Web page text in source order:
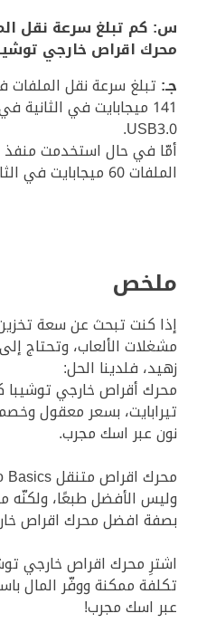
س: كم تبلغ سرعة نقل
محرك اقراص خارجي
جـ:
141 ميجابايت في
USB3.0.
الملفات 60 ميجابايت في الثانية فقط.
ملخص
إذا كنت تبحث عن سعة
مشغلات الألعاب، وتحتاج
زهيد، فلدينا الحل:
تيرابايت، بسعر معقول
نون عبر اسك مجرب.
وليس الأفضل طبعًا، ولكنّه
بصفة افضل محرك اقراص خارجي 2.5
اشترِ محرك اقراص خارجي
تكلفة ممكنة ووفّر المال
عبر اسك مجرب!